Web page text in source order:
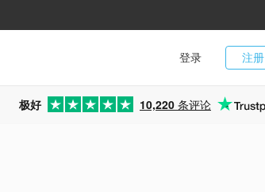
注册
登录
极好 10,220 条评论